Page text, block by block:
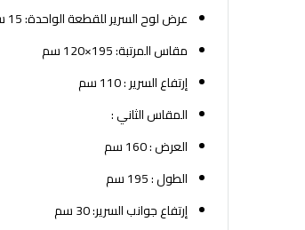
عرض لوح السرير للقطعة الواحدة: 15 سم
مقاس المرتبة: 195×120 سم
إرتفاع السرير : 110 سم
المقاس الثاني :
العرض : 160 سم
الطول : 195 سم
إرتفاع جوانب السرير: 30 سم